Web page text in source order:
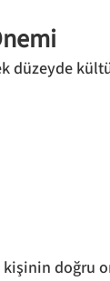
düzeyde
doğru